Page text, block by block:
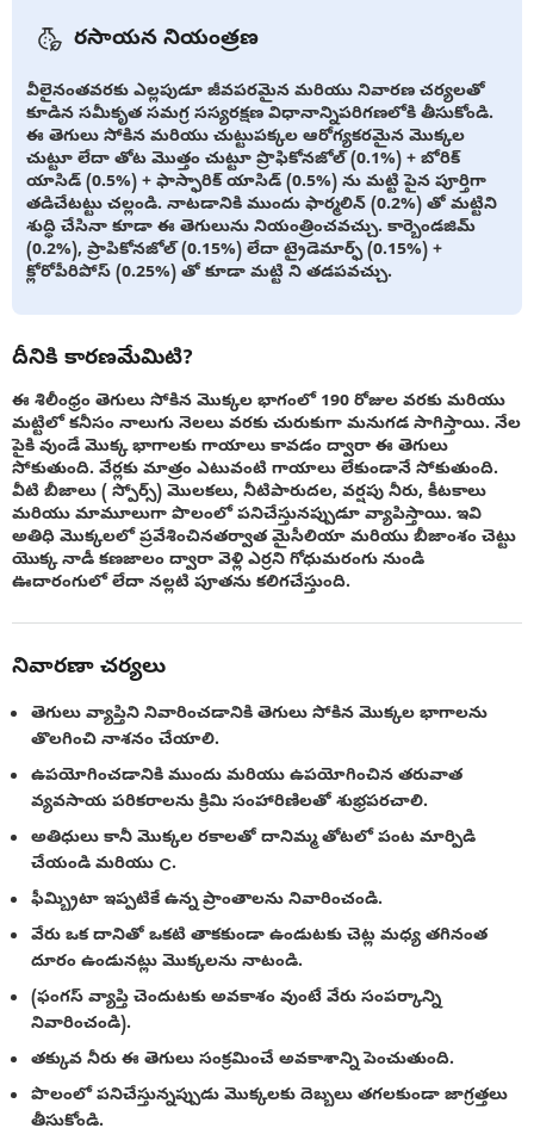
రసాయన నియంత్రణ
వీలైనంతవరకు ఎల్లపుడూ జీవపరమైన మరియు నివారణ చర్యలతో
కూడిన సమీకృత సమగ్ర సస్యరక్షణ విధానాన్నిపరిగణలోకి తీసుకోండి.
ఈ తెగులు సోకిన మరియు చుట్టుపక్కల ఆరోగ్యకరమైన మొక్కల
చుట్టూ లేదా తోట మొత్తం చుట్టూ ప్రొఫికోనజోల్ (0.1%) + బోరిక్
యాసిడ్ (0.5%) + ఫాస్ఫారిక్ యాసిడ్ (0.5%) ను మట్టి పైన పూర్తిగా
తడిచేటట్టు చల్లండి. నాటడానికి ముందు ఫార్మలిన్ (0.2%) తో మట్టిని
శుద్ధి చేసినా కూడా ఈ తెగులును నియంత్రించవచ్చు. కార్బెండజిమ్
(0.2%), ప్రాపికోనజోల్ (0.15%) లేదా ట్రైడెమార్ఫ్ (0.15%) +
క్లోరోపీరిపోస్ (0.25%) తో కూడా మట్టి ని తడపవచ్చు.
దీనికి కారణమేమిటి?
ఈ శిలీంధ్రం తెగులు సోకిన మొక్కల భాగంలో 190 రోజుల వరకు మరియు
మట్టిలో కనీసం నాలుగు నెలలు వరకు చురుకుగా మనుగడ సాగిస్తాయి. నేల
పైకి వుండే మొక్క భాగాలకు గాయాలు కావడం ద్వారా ఈ తెగులు
సోకుతుంది. వేర్లకు మాత్రం ఎటువంటి గాయాలు లేకుండానే సోకుతుంది.
వీటి బీజాలు ( స్పోర్స్) మొలకలు, నీటిపారుదల, వర్షపు నీరు, కీటకాలు
మరియు మామూలుగా పొలంలో పనిచేస్తునప్పుడూ వ్యాపిస్తాయి. ఇవి
అతిధి మొక్కలలో ప్రవేశించినతర్వాత మైసీలియా మరియు బీజాంశం చెట్టు
యొక్క నాడీ కణజాలం ద్వారా వెళ్లి ఎర్రని గోధుమరంగు నుండి
ఊదారంగులో లేదా నల్లటి పూతను కలిగచేస్తుంది.
నివారణా చర్యలు
తెగులు వ్యాప్తిని నివారించడానికి తెగులు సోకిన మొక్కల భాగాలను
తొలగించి నాశనం చేయాలి.
ఉపయోగించడానికి ముందు మరియు ఉపయోగించిన తరువాత
వ్యవసాయ పరికరాలను క్రిమి సంహారిణిలతో శుభ్రపరచాలి.
అతిధులు కానీ మొక్కల రకాలతో దానిమ్మ తోటలో పంట మార్పిడి
చేయండి మరియు C.
ఫీమ్బ్రిటా ఇప్పటికే ఉన్న ప్రాంతాలను నివారించండి.
వేరు ఒక దానితో ఒకటి తాకకుండా ఉండుటకు చెట్ల మధ్య తగినంత
దూరం ఉండునట్లు మొక్కలను నాటండి.
(ఫంగస్ వ్యాప్తి చెందుటకు అవకాశం వుంటే వేరు సంపర్కాన్ని
నివారించండి).
తక్కువ నీరు ఈ తెగులు సంక్రమించే అవకాశాన్ని పెంచుతుంది.
పొలంలో పనిచేస్తున్నప్పుడు మొక్కలకు దెబ్బలు తగలకుండా జాగ్రత్తలు
తీసుకోండి.